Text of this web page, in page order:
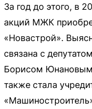
За год до этого, в
акций МЖК
«Новастрой».
связана с
Борисом
также стала